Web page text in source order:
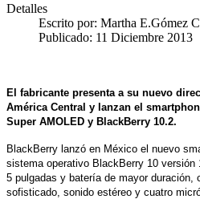
Detalles
Escrito por: Martha E.Gómez
Publicado: 11 Diciembre 2013
El fabricante presenta a su nuevo
América Central y lanzan el
Super AMOLED y BlackBerry 10.2.
BlackBerry lanzó en México el nuevo
sistema operativo BlackBerry 10 versión
5 pulgadas y batería de mayor duración,
sofisticado, sonido estéreo y cuatro